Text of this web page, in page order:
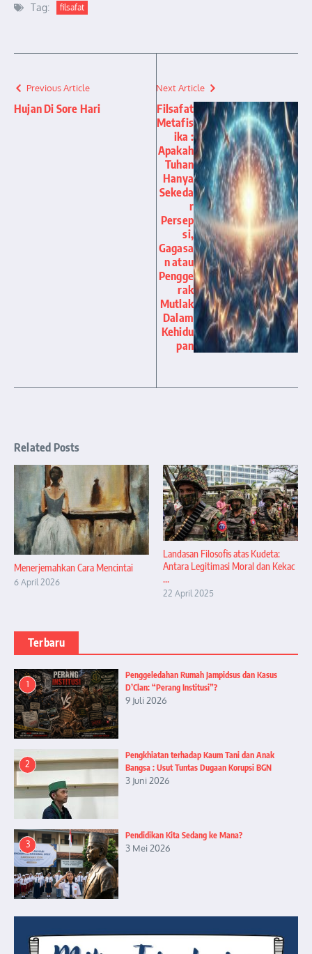
Tag: filsafat
Previous Article
Hujan Di Sore Hari
Next Article
Filsafat
Metafis
ika :
Apakah
Tuhan
Hanya
Sekeda
r
Persep
si,
Gagasa
n atau
Pengge
rak
Mutlak
Dalam
Kehidu
pan
Related Posts
Menerjemahkan Cara Mencintai
6 April 2026
Landasan Filosofis atas Kudeta:
Antara Legitimasi Moral dan Kekac
...
22 April 2025
Terbaru
1
Penggeledahan Rumah Jampidsus dan Kasus
D’Clan: “Perang Institusi”?
9 Juli 2026
2
Pengkhiatan terhadap Kaum Tani dan Anak
Bangsa : Usut Tuntas Dugaan Korupsi BGN
3 Juni 2026
3
Pendidikan Kita Sedang ke Mana?
3 Mei 2026